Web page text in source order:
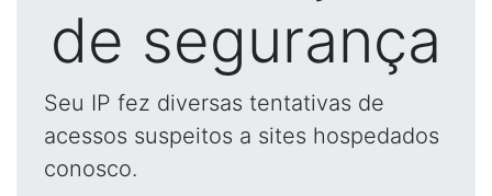
de segurança
Seu IP fez diversas tentativas de
acessos suspeitos a sites hospedados
conosco.